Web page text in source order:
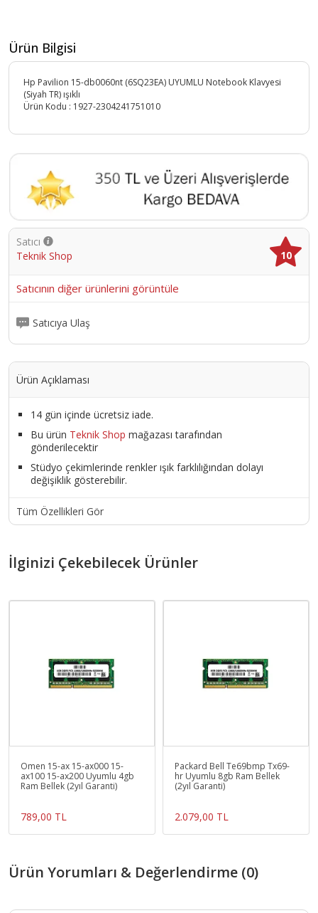
Ürün Bilgisi
Hp Pavilion 15-db0060nt (6SQ23EA) UYUMLU Notebook Klavyesi
(Siyah TR) ışıklı
Ürün Kodu : 1927-2304241751010
Satıcı
Teknik Shop
10
Satıcının diğer ürünlerini görüntüle
Satıcıya Ulaş
Ürün Açıklaması
14 gün içinde ücretsiz iade.
Bu ürün Teknik Shop mağazası tarafından
gönderilecektir
Stüdyo çekimlerinde renkler ışık farklılığından dolayı
değişiklik gösterebilir.
Tüm Özellikleri Gör
İlginizi Çekebilecek Ürünler
Omen 15-ax 15-ax000 15-
ax100 15-ax200 Uyumlu 4gb
Ram Bellek (2yıl Garanti)
789,00 TL
Packard Bell Te69bmp Tx69-
hr Uyumlu 8gb Ram Bellek
(2yıl Garanti)
2.079,00 TL
Ürün Yorumları & Değerlendirme (0)